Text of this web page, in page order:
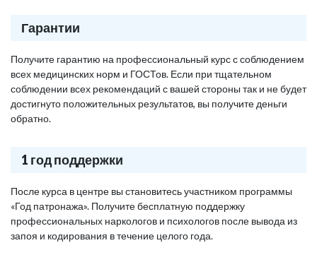
Гарантии
Получите гарантию на профессиональный курс с соблюдением
всех медицинских норм и ГОСТов. Если при тщательном
соблюдении всех рекомендаций с вашей стороны так и не будет
достигнуто положительных результатов, вы получите деньги
обратно.
1 год поддержки
После курса в центре вы становитесь участником программы
«Год патронажа». Получите бесплатную поддержку
профессиональных наркологов и психологов после вывода из
запоя и кодирования в течение целого года.